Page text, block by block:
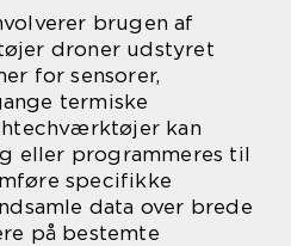
brugen af
droner udstyret
for sensorer,
termiske
kan
eller programmeres til
specifikke
data over brede
på bestemte